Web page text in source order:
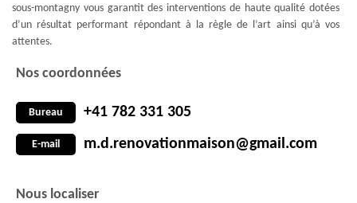
sous-montagny vous garantit des interventions de haute qualité dotées
d’un résultat performant répondant à la règle de l’art ainsi qu’à vos
attentes.
Nos coordonnées
Bureau +41 782 331 305
E-mail m.d.renovationmaison@gmail.com
Nous localiser